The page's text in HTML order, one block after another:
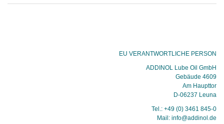
EU VERANTWORTLICHE PERSON
ADDINOL Lube Oil GmbH
Gebäude 4609
Am Haupttor
D-06237 Leuna
Tel.: +49 (0) 3461 845-0
Mail: info@addinol.de